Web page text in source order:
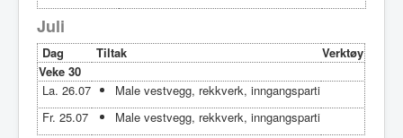
Juli
Dag Tiltak
Verktøy
Veke 30
La. 26.07
Male vestvegg, rekkverk, inngangsparti
Fr. 25.07
Male vestvegg, rekkverk, inngangsparti